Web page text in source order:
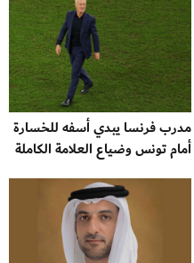
مدرب فرنسا يبدي أسفه للخسارة
أمام تونس وضياع العلامة الكاملة